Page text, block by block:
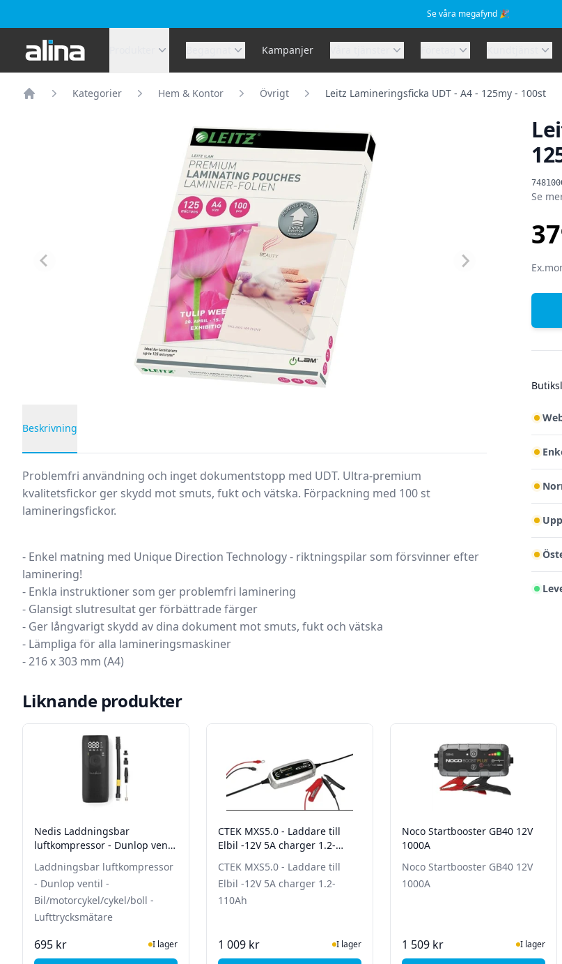
Se våra megafynd 🎉
Alina.se Kampanjer
Kategorier Hem & Kontor Övrigt Leitz Lamineringsficka UDT - A4 - 125my - 100st
Se
Beskrivning
Problemfri användning och inget dokumentstopp med UDT. Ultra-premium
kvalitetsfickor ger skydd mot smuts, fukt och vätska. Förpackning med 100 st
lamineringsfickor.
- Enkel matning med Unique Direction Technology - riktningspilar som försvinner efter
laminering!
- Enkla instruktioner som ger problemfri laminering
- Glansigt slutresultat ger förbättrade färger
- Ger långvarigt skydd av dina dokument mot smuts, fukt och vätska
- Lämpliga för alla lamineringsmaskiner
- 216 x 303 mm (A4)
Liknande produkter
Nedis Laddningsbar
luftkompressor - Dunlop ventil
Lufttrycksmätare
Laddningsbar luftkompressor
- Dunlop ventil -
Bil/motorcykel/cykel/boll -
Lufttrycksmätare
695 kr I lager
CTEK MXS5.0 - Laddare till
Elbil -12V 5A charger 1.2-
CTEK MXS5.0 - Laddare till
Elbil -12V 5A charger 1.2-
110Ah
1 009 kr I lager
Noco Startbooster GB40 12V
1000A
Noco Startbooster GB40 12V
1000A
1 509 kr I lager